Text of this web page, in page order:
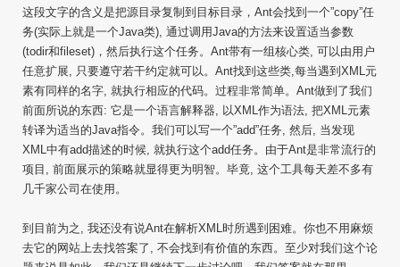
这段文字的含义是把源目录复制到目标目录，Ant会找到一个”copy”任
务(实际上就是一个Java类), 通过调用Java的方法来设置适当参数
(todir和fileset)，然后执行这个任务。Ant带有一组核心类, 可以由用户
任意扩展, 只要遵守若干约定就可以。Ant找到这些类,每当遇到XML元
素有同样的名字, 就执行相应的代码。过程非常简单。Ant做到了我们
前面所说的东西: 它是一个语言解释器, 以XML作为语法, 把XML元素
转译为适当的Java指令。我们可以写一个”add”任务, 然后, 当发现
XML中有add描述的时候, 就执行这个add任务。由于Ant是非常流行的
项目, 前面展示的策略就显得更为明智。毕竟, 这个工具每天差不多有
几千家公司在使用。
到目前为之, 我还没有说Ant在解析XML时所遇到困难。你也不用麻烦
去它的网站上去找答案了, 不会找到有价值的东西。至少对我们这个论